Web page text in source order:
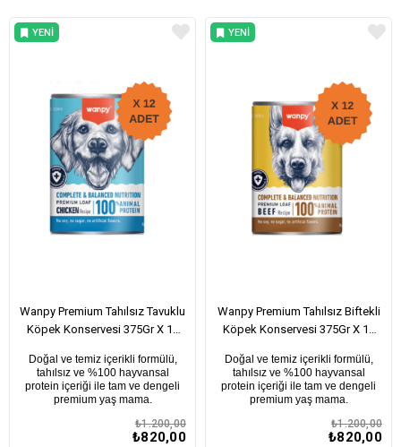
Wanpy Premium Tahılsız Tavuklu
Köpek Konservesi 375Gr X 12
Doğal ve temiz içerikli formülü,
tahılsız ve %100 hayvansal
protein içeriği ile tam ve dengeli
premium yaş mama.
₺820,00
₺1.200,00
YENI
Wanpy Premium Tahılsız Biftekli
Köpek Konservesi 375Gr X 12
Doğal ve temiz içerikli formülü,
tahılsız ve %100 hayvansal
protein içeriği ile tam ve dengeli
premium yaş mama.
₺820,00
₺1.200,00
YENI